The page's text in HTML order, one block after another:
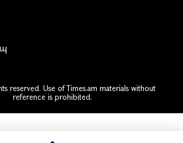
reserved. Use of Times.am materials without
reference is prohibited.